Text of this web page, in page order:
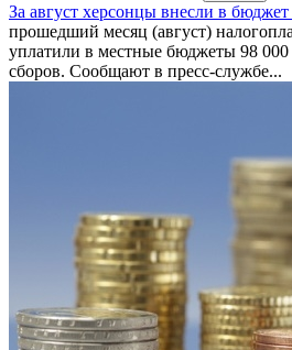
За август херсонцы внесли в
прошедший месяц (август)
уплатили в местные бюджеты 98 000
сборов. Сообщают в пресс-службе...